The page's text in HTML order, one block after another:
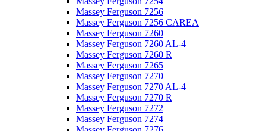
Massey Ferguson 7256
Massey Ferguson 7256 CAREA
Massey Ferguson 7260
Massey Ferguson 7260 AL-4
Massey Ferguson 7260 R
Massey Ferguson 7265
Massey Ferguson 7270
Massey Ferguson 7270 AL-4
Massey Ferguson 7270 R
Massey Ferguson 7272
Massey Ferguson 7274